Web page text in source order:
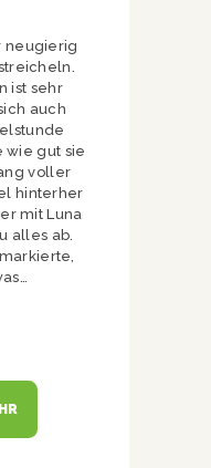
neugierig
ist sehr
auch
wie gut sie
voller
hinterher
mit Luna
alles ab.